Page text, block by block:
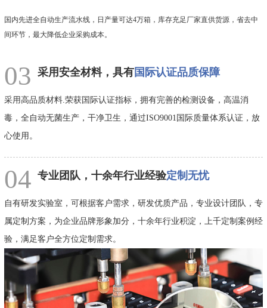
国内先进全自动生产流水线，日产量可达4万箱，库存充足厂家直供货源，省去中
间环节，最大降低企业采购成本。
03 采用安全材料，具有国际认证品质保障
采用高品质材料.荣获国际认证指标，拥有完善的检测设备，高温消
毒，全自动无菌生产，干净卫生，通过ISO9001国际质量体系认证，放
心使用。
04 专业团队，十余年行业经验定制无忧
自有研发实验室，可根据客户需求，研发优质产品，专业设计团队，专
属定制方案，为企业品牌形象加分，十余年行业积淀，上千定制案例经
验，满足客户全方位定制需求。